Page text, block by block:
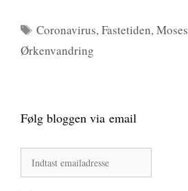
Tags
Coronavirus,Fastetiden,Moses
Ørkenvandring
Følg bloggen via email